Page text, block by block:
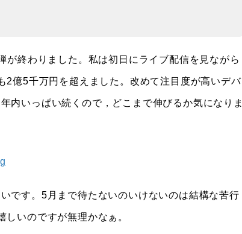
終わりました。私は初日にライブ配信を見ながら
2億5千万円を超えました。改めて注目度が高いデバ
内いっぱい続くので，どこまで伸びるか気になりま
です。5月まで待たないのいけないのは結構な苦行
いのですが無理かなぁ。